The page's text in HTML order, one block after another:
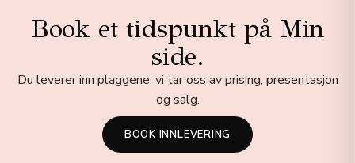
Book et tidspunkt på Min
side.
Du leverer inn plaggene, vi tar oss av prising, presentasjon
og salg.
BOOK INNLEVERING